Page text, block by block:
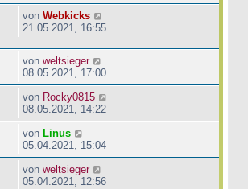
von Webkicks
21.05.2021, 16:55
von weltsieger
08.05.2021, 17:00
von Rocky0815
08.05.2021, 14:22
von Linus
05.04.2021, 15:04
von weltsieger
05.04.2021, 12:56